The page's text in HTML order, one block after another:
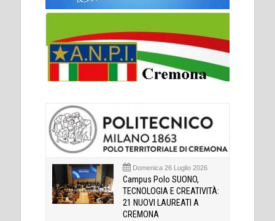
Domenica 26 Luglio 2026
Campus Polo SUONO,
TECNOLOGIA E CREATIVITÀ:
21 NUOVI LAUREATI A
CREMONA